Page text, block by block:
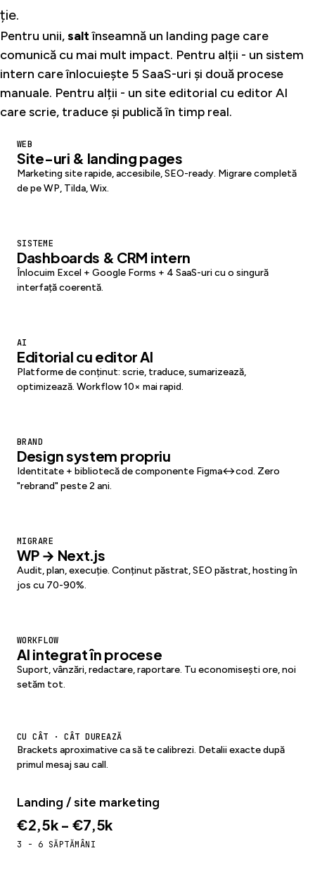
ție.
Pentru unii,saltînseamnă un landing page care
comunică cu mai mult impact. Pentru alții - un sistem
intern care înlocuiește 5 SaaS-uri și două procese
manuale. Pentru alții - un site editorial cu editor AI
care scrie, traduce și publică în timp real.
WEB
Site-uri & landing pages
Marketing site rapide, accesibile, SEO-ready. Migrare completă
de pe WP, Tilda, Wix.
SISTEME
Dashboards & CRM intern
Înlocuim Excel + Google Forms + 4 SaaS-uri cu o singură
interfață coerentă.
AI
Editorial cu editor AI
Platforme de conținut: scrie, traduce, sumarizează,
optimizează. Workflow 10× mai rapid.
BRAND
Design system propriu
Identitate + bibliotecă de componente Figma↔cod. Zero
"rebrand" peste 2 ani.
MIGRARE
WP → Next.js
Audit, plan, execuție. Conținut păstrat, SEO păstrat, hosting în
jos cu 70-90%.
WORKFLOW
AI integrat în procese
Suport, vânzări, redactare, raportare. Tu economisești ore, noi
setăm tot.
CU CÂT · CÂT DUREAZĂ
Brackets aproximative ca să te calibrezi. Detalii exacte după
primul mesaj sau call.
Landing / site marketing
€2,5k - €7,5k
3 - 6 SĂPTĂMÂNI